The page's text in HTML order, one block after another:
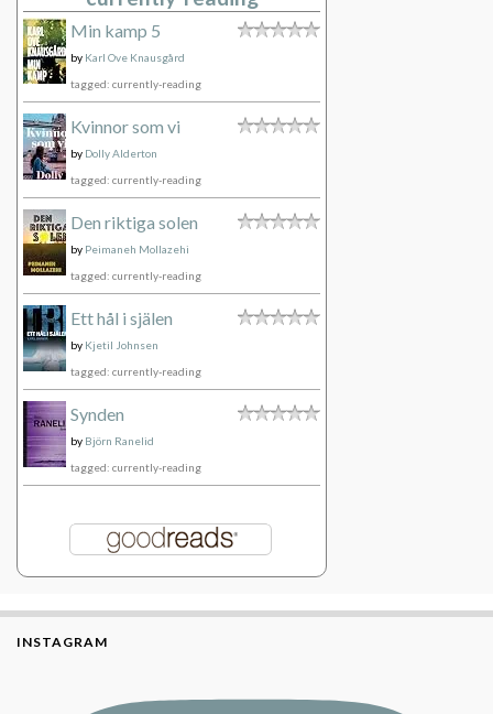
Min kamp 5
by Karl Ove Knausgård
tagged: currently-reading
Kvinnor som vi
by Dolly Alderton
tagged: currently-reading
Den riktiga solen
by Peimaneh Mollazehi
tagged: currently-reading
Ett hål i själen
by Kjetil Johnsen
tagged: currently-reading
Synden
by Björn Ranelid
tagged: currently-reading
INSTAGRAM